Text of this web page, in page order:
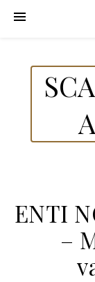
ENTI
–